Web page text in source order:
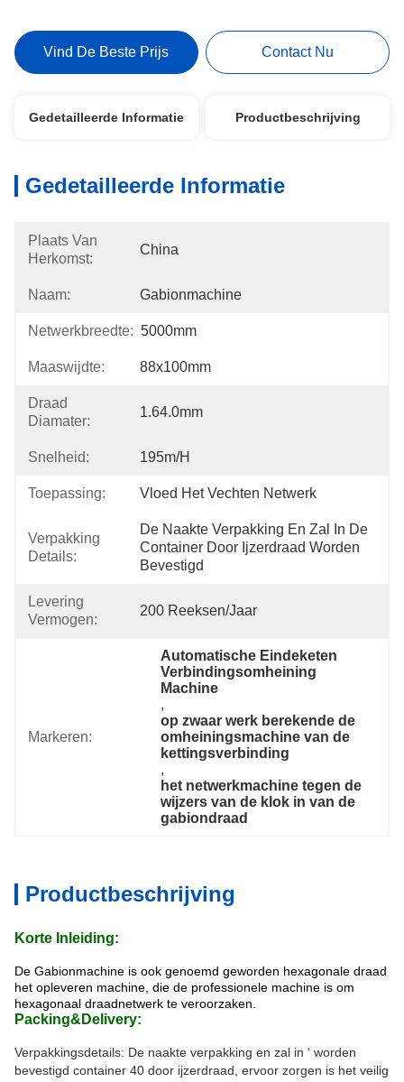
Vind De Beste Prijs Contact Nu
Gedetailleerde Informatie Productbeschrijving
Gedetailleerde Informatie
Plaats Van
Herkomst:
China
Naam: Gabionmachine
Netwerkbreedte: 5000mm
Maaswijdte: 88x100mm
Draad
Diamater:
1.64.0mm
Snelheid: 195m/h
Toepassing: Vloed Het Vechten Netwerk
Verpakking
Details:
De Naakte Verpakking En Zal In De
Container Door Ijzerdraad Worden
Bevestigd
Levering
Vermogen:
200 Reeksen/jaar
Markeren:
Automatische Eindeketen
Verbindingsomheining
Machine
,
op zwaar werk berekende de
omheiningsmachine van de
kettingsverbinding
,
het netwerkmachine tegen de
wijzers van de klok in van de
gabiondraad
Productbeschrijving
Korte Inleiding:
De Gabionmachine is ook genoemd geworden hexagonale draad
het opleveren machine, die de professionele machine is om
hexagonaal draadnetwerk te veroorzaken.
Packing&Delivery:
Verpakkingsdetails: De naakte verpakking en zal in ' worden
bevestigd container 40 door ijzerdraad, ervoor zorgen is het veilig